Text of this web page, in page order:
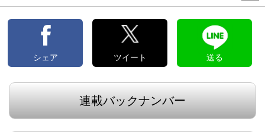
シェア ツイート 送る
連載バックナンバー